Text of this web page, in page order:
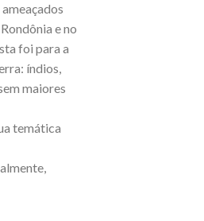
e no
foi para a
índios,
maiores
temática